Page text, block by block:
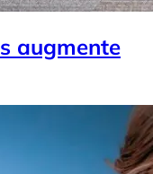
augmente